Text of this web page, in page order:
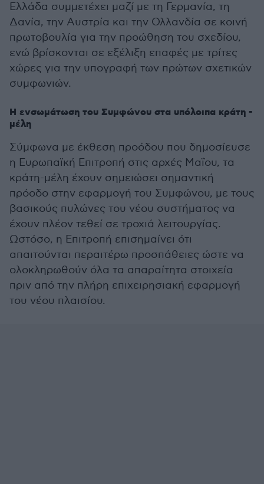
Ελλάδα συμμετέχει μαζί με τη Γερμανία, τη
Δανία, την Αυστρία και την Ολλανδία σε κοινή
πρωτοβουλία για την προώθηση του σχεδίου,
ενώ βρίσκονται σε εξέλιξη επαφές με τρίτες
χώρες για την υπογραφή των πρώτων σχετικών
συμφωνιών.
Η ενσωμάτωση του Συμφώνου στα υπόλοιπα κράτη -
μέλη
Σύμφωνα με έκθεση προόδου που δημοσίευσε
η Ευρωπαϊκή Επιτροπή στις αρχές Μαΐου, τα
κράτη-μέλη έχουν σημειώσει σημαντική
πρόοδο στην εφαρμογή του Συμφώνου, με τους
βασικούς πυλώνες του νέου συστήματος να
έχουν πλέον τεθεί σε τροχιά λειτουργίας.
Ωστόσο, η Επιτροπή επισημαίνει ότι
απαιτούνται περαιτέρω προσπάθειες ώστε να
ολοκληρωθούν όλα τα απαραίτητα στοιχεία
πριν από την πλήρη επιχειρησιακή εφαρμογή
του νέου πλαισίου.